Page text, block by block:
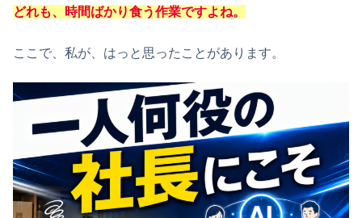
どれも、時間ばかり食う作業ですよね。
ここで、私が、はっと思ったことがあります。